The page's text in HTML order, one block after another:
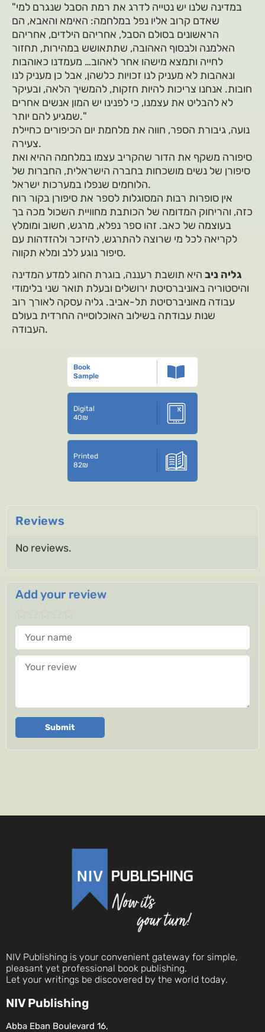
"במדינה שלנו יש נטייה לדרג את רמת הסבל שנגרם למי
שאדם קרוב אליו נפל במלחמה: האימא והאבא, הם
הראשונים בסולם הסבל, אחריהם הילדים, אחריהם
האלמנה ולבסוף האהובה, שתתאושש במהירות, תחזור
לחייה ותמצא מישהו אחר לאהוב… מעמדנו כאוהבות
ונאהבות לא מעניק לנו זכויות כלשהן, אבל כן מעניק לנו
חובות. אנחנו צריכות להיות חזקות, להמשיך הלאה, ובעיקר
לא להבליט את עצמנו, כי לפנינו יש המון אנשים אחרים
שמגיע להם יותר."
נועה, גיבורת הספר, חווה את מלחמת יום הכיפורים כחיילת
צעירה.
סיפורה משקף את הדור שהקריב עצמו במלחמה ההיא ואת
סיפורן של נשים מושכחות בחברה הישראלית, החברות של
הלוחמים שנפלו במערכות ישראל.
אין סופרות רבות המסוגלות לספר את סיפורן בקור רוח
כזה, והריחוק המדומה של הכותבת מחוויית השכול מכה בך
בעוצמה של כאב. זהו ספר נפלא, מרגש, חשוב ומומלץ
לקריאה לכל מי שרוצה להתרגש, להיזכר ולהזדהות עם
סיפור נוגע ללב ומלא תקווה.
גליה ניב היא תושבת רעננה, בוגרת החוג למדע המדינה
והיסטוריה באוניברסיטת ירושלים ובעלת תואר שני בלימודי
עבודה מאוניברסיטת תל-אביב. גליה עסקה לאורך רוב
שנות עבודתה בשילוב האוכלוסייה החרדית בעולם
העבודה.
Book
Sample
Digital
40₪
Printed
82₪
Reviews
No reviews.
Add your review
Your name
Your review
Submit
NIV Publishing is your convenient gateway for simple,
pleasant yet professional book publishing.
Let your writings be discovered by the world today.
NIV Publishing
Abba Eban Boulevard 16,